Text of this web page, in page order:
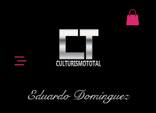
Eduardo Domínguez